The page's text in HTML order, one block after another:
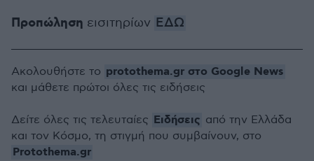
Προπώληση εισιτηρίων ΕΔΩ
Ακολουθήστε το protothema.gr στο Google News
και μάθετε πρώτοι όλες τις ειδήσεις
Δείτε όλες τις τελευταίες Ειδήσεις από την Ελλάδα
και τον Κόσμο, τη στιγμή που συμβαίνουν, στο
Protothema.gr